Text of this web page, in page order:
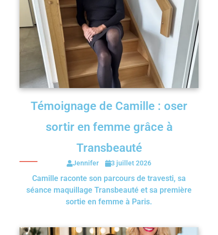
Témoignage de Camille : oser
sortir en femme grâce à
Transbeauté
Jennifer 3 juillet 2026
Camille raconte son parcours de travesti, sa
séance maquillage Transbeauté et sa première
sortie en femme à Paris.